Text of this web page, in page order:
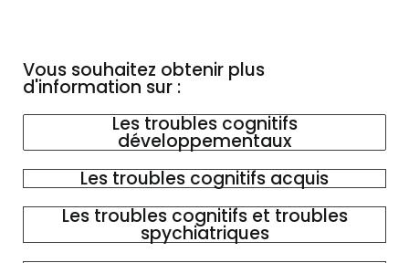
Vous souhaitez obtenir plus
d'information sur :
Les troubles cognitifs
développementaux
Les troubles cognitifs acquis
Les troubles cognitifs et troubles
spychiatriques